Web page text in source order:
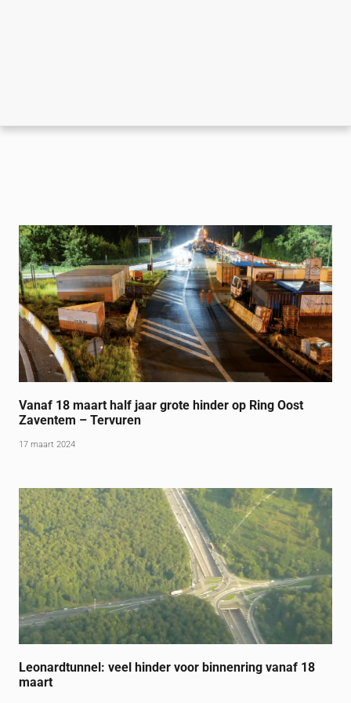
Vanaf 18 maart half jaar grote hinder op Ring Oost
Zaventem – Tervuren
17 maart 2024
Leonardtunnel: veel hinder voor binnenring vanaf 18
maart